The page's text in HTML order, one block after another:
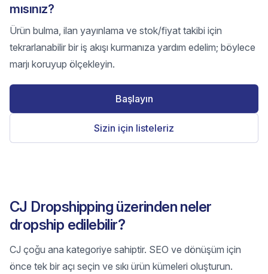
mısınız?
Ürün bulma, ilan yayınlama ve stok/fiyat takibi için
tekrarlanabilir bir iş akışı kurmanıza yardım edelim; böylece
marjı koruyup ölçekleyin.
Başlayın
Sizin için listeleriz
CJ Dropshipping üzerinden neler
dropship edilebilir?
CJ çoğu ana kategoriye sahiptir. SEO ve dönüşüm için
önce tek bir açı seçin ve sıkı ürün kümeleri oluşturun.